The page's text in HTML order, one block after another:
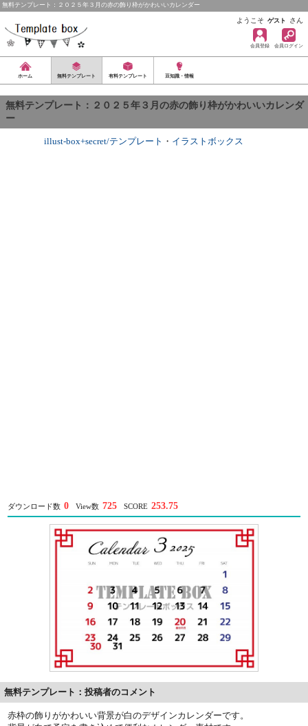
無料テンプレート：２０２５年３月の赤の飾り枠がかわいいカレンダー
ようこそ ゲスト さん
会員登録 会員ログイン
ホーム 無料テンプレート 有料テンプレート 豆知識・情報
無料テンプレート：２０２５年３月の赤の飾り枠がかわいいカレンダ
ー
illust-box+secret/テンプレート ・ イラストボックス
ダウンロード数 0 View数 725 SCORE 253.75
無料テンプレート：投稿者のコメント
赤枠の飾りがかわいい背景が白のデザインカレンダーです。